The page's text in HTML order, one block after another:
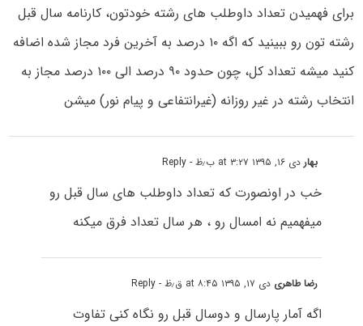
برای فهمیدن تعداد داوطلب های رشته خودتون، کارنامه سال قبل
رشته تون رو ببینید که اگه ۱۰ درصد به آخرین فرد مجاز شده اضافه
کنید میشه تعداد کل، چون حدود ۹۰ درصد الی ۱۰۰ درصد مجاز به
انتخاب رشته در غیر روزانه (غیرانتفاعی و پیام نور) میشن
بهاردی ۱۶, ۱۳۹۵ at ۳:۲۷ ب٫ظ - Reply
خب در اونصورت که تعداد داوطلب های سال قبل رو
میفهمیم نه امسال رو ، هر سال تعداد فرق میکنه
رضا طاهری دی ۱۷, ۱۳۹۵ at ۸:۴۵ ق٫ظ - Reply
اگه آمار پارسال و دوسال قبل رو نگاه کنی تفاوت